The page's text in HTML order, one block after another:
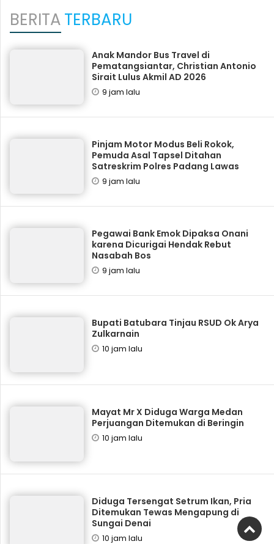
BERITATERBARU
Anak Mandor Bus Travel di
Pematangsiantar, Christian Antonio
Sirait Lulus Akmil AD 2026
9 jam lalu
Pinjam Motor Modus Beli Rokok,
Pemuda Asal Tapsel Ditahan
Satreskrim Polres Padang Lawas
9 jam lalu
Pegawai Bank Emok Dipaksa Onani
karena Dicurigai Hendak Rebut
Nasabah Bos
9 jam lalu
Bupati Batubara Tinjau RSUD Ok Arya
Zulkarnain
10 jam lalu
Mayat Mr X Diduga Warga Medan
Perjuangan Ditemukan di Beringin
10 jam lalu
Diduga Tersengat Setrum Ikan, Pria
Ditemukan Tewas Mengapung di
Sungai Denai
10 jam lalu